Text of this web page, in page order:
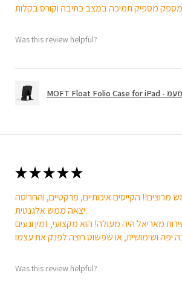
מספק מספיק תמיכה במצב כתיבה וקורס בקלות
Was this review helpful?
★★★★★
הקייסים איכותיים, פרקטיים, והחריטה
יצאה ממש אלגנטית.
Was this review helpful?